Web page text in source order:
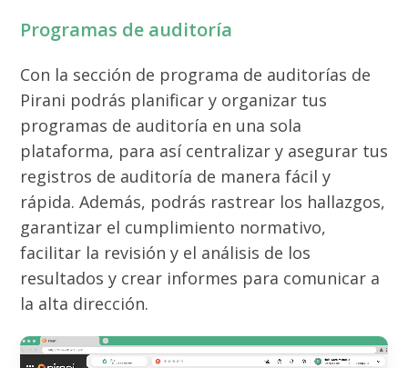
Programas de auditoría
Con la sección de programa de auditorías de
Pirani podrás planificar y organizar tus
programas de auditoría en una sola
plataforma, para así centralizar y asegurar tus
registros de auditoría de manera fácil y
rápida. Además, podrás rastrear los hallazgos,
garantizar el cumplimiento normativo,
facilitar la revisión y el análisis de los
resultados y crear informes para comunicar a
la alta dirección.